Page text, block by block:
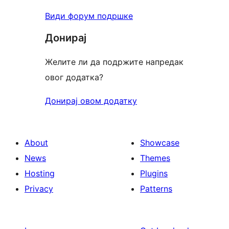
Види форум подршке
Донирај
Желите ли да подржите напредак
овог додатка?
Донирај овом додатку
About
News
Hosting
Privacy
Showcase
Themes
Plugins
Patterns